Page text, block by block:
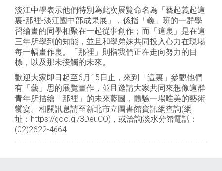
淡江中學表示他們特別為此次展覽命名為「藝起義起這
裏-那裡-淡江國中部成果展」，係指「義」班的一群學
習繪畫的同學相聚在一起從事創作；而「這裏」是在這
三年所學到的知能，並且和學弟妹共同投入心力在現場
每一幅畫作裏。「那裡」則指我們正在走向努力的目
標，以及那未接觸的未來。
歡迎大家即日起至6月15日止，來到「這裏」參觀他們
有「藝」思的展覽畫作，並且邀請大家共同來想像這群
青年所描繪「那裡」的未來藍圖，體驗一場唯美的藝術
饗宴。相關訊息請至新北市立圖書館資訊網查詢(網
址：https://goo.gl/3DeuCO)，或洽詢淡水分館電話：
(02)2622-4664